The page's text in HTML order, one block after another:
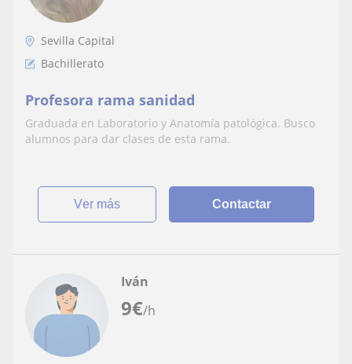
Sevilla Capital
Bachillerato
Profesora rama sanidad
Graduada en Laboratorio y Anatomía patológica. Busco
alumnos para dar clases de esta rama.
ver más Contactar
9€/h
Iván